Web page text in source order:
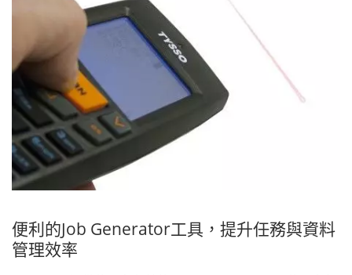
便利的Job Generator工具，提升任務與資料
管理效率